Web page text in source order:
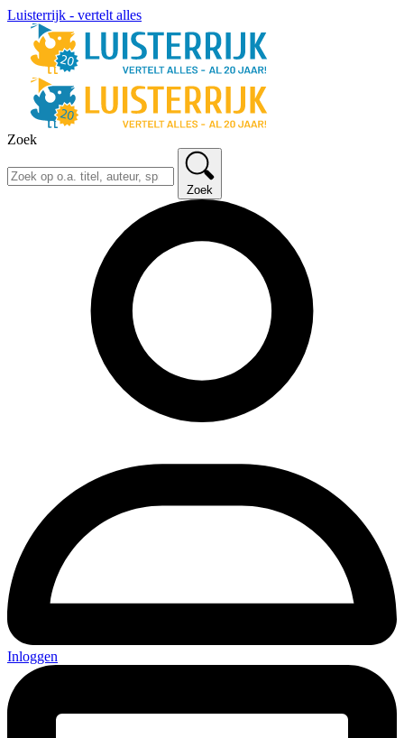
Luisterrijk - vertelt alles
Zoek
Zoek
Inloggen